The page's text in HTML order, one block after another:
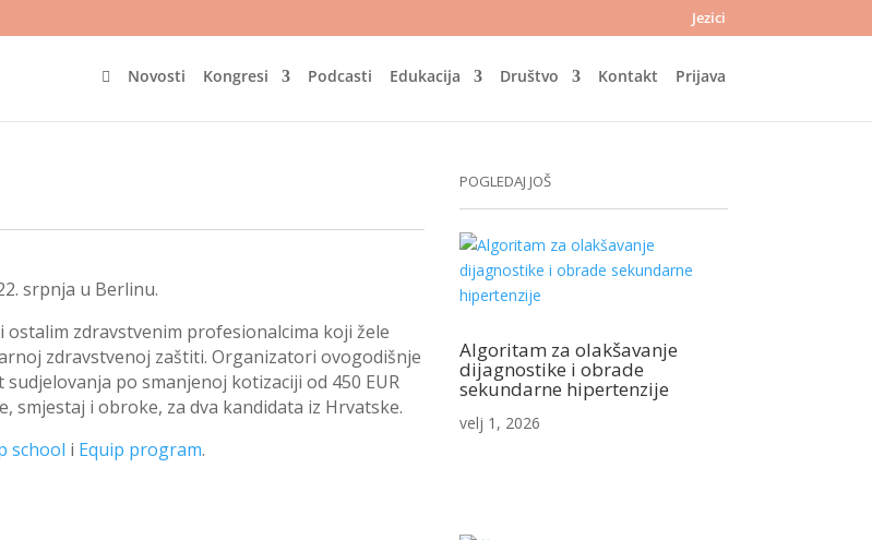
Jezici
 Novosti Kongresi Podcasti Edukacija Društvo Kontakt Prijava
srpnja u Berlinu.
ostalim zdravstvenim profesionalcima koji žele
zdravstvenoj zaštiti. Organizatori ovogodišnje
po smanjenoj kotizaciji od 450 EUR
smjestaj i obroke, za dva kandidata iz Hrvatske.
school i Equip program.
POGLEDAJ JOŠ
Algoritam za olakšavanje
dijagnostike i obrade
sekundarne hipertenzije
velj 1, 2026